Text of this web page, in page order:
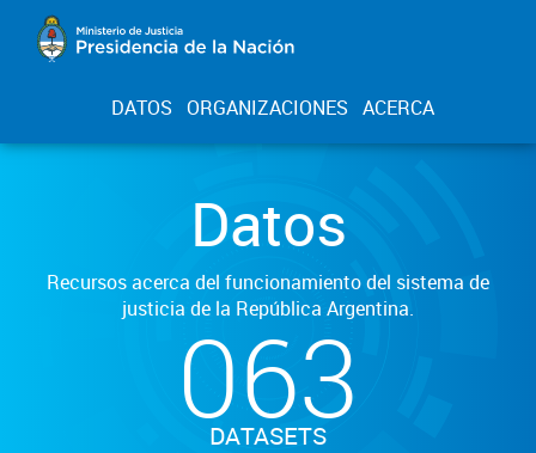
DATOS ORGANIZACIONES ACERCA
Datos
Recursos acerca del funcionamiento del sistema de
justicia de la República Argentina.
063
DATASETS